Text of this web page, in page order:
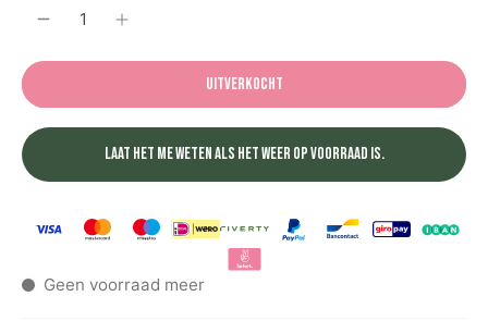
Uitverkocht
Laat het me weten als het weer op voorraad is.
Geen voorraad meer